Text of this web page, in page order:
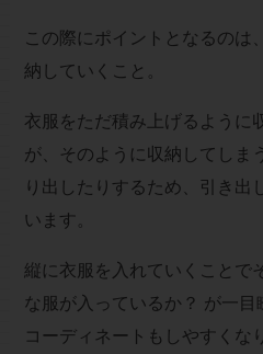
この際にポイントとなるのは
納していくこと。
衣服をただ積み上げるように
が、そのように収納してしま
り出したりするため、引き出
います。
縦に衣服を入れていくことで
な服が入っているか？ が一
コーディネートもしやすくな